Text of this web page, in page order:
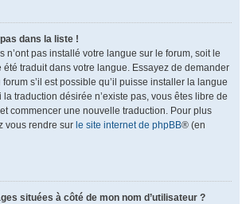
dans la liste !
n’ont pas installé votre langue sur le forum, soit le
été traduit dans votre langue. Essayez de demander
s’il est possible qu’il puisse installer la langue
traduction désirée n’existe pas, vous êtes libre de
commencer une nouvelle traduction. Pour plus
vous rendre sur le site internet de phpBB® (en
situées à côté de mon nom d’utilisateur ?